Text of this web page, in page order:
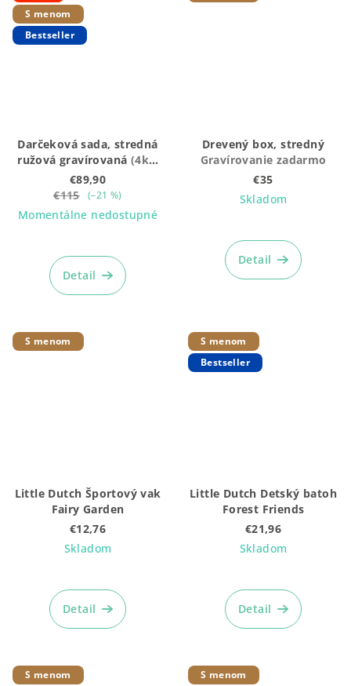
S menom
Bestseller
Darčeková sada, stredná
ružová gravírovaná (4ks:
Vláčik + Plyšák + hrkálka
+ box)
€89,90
€115 (–21 %)
Momentálne nedostupné
hodnotenie
produktu
Detail
Drevený box, stredný
Gravírovanie zadarmo
€35
Skladom
Detail
S menom
Little Dutch Športový vak
Fairy Garden
€12,76
Skladom
Detail
S menom
Bestseller
Little Dutch Detský batoh
Forest Friends
€21,96
Skladom
hodnotenie
produktu
Detail
S menom S menom